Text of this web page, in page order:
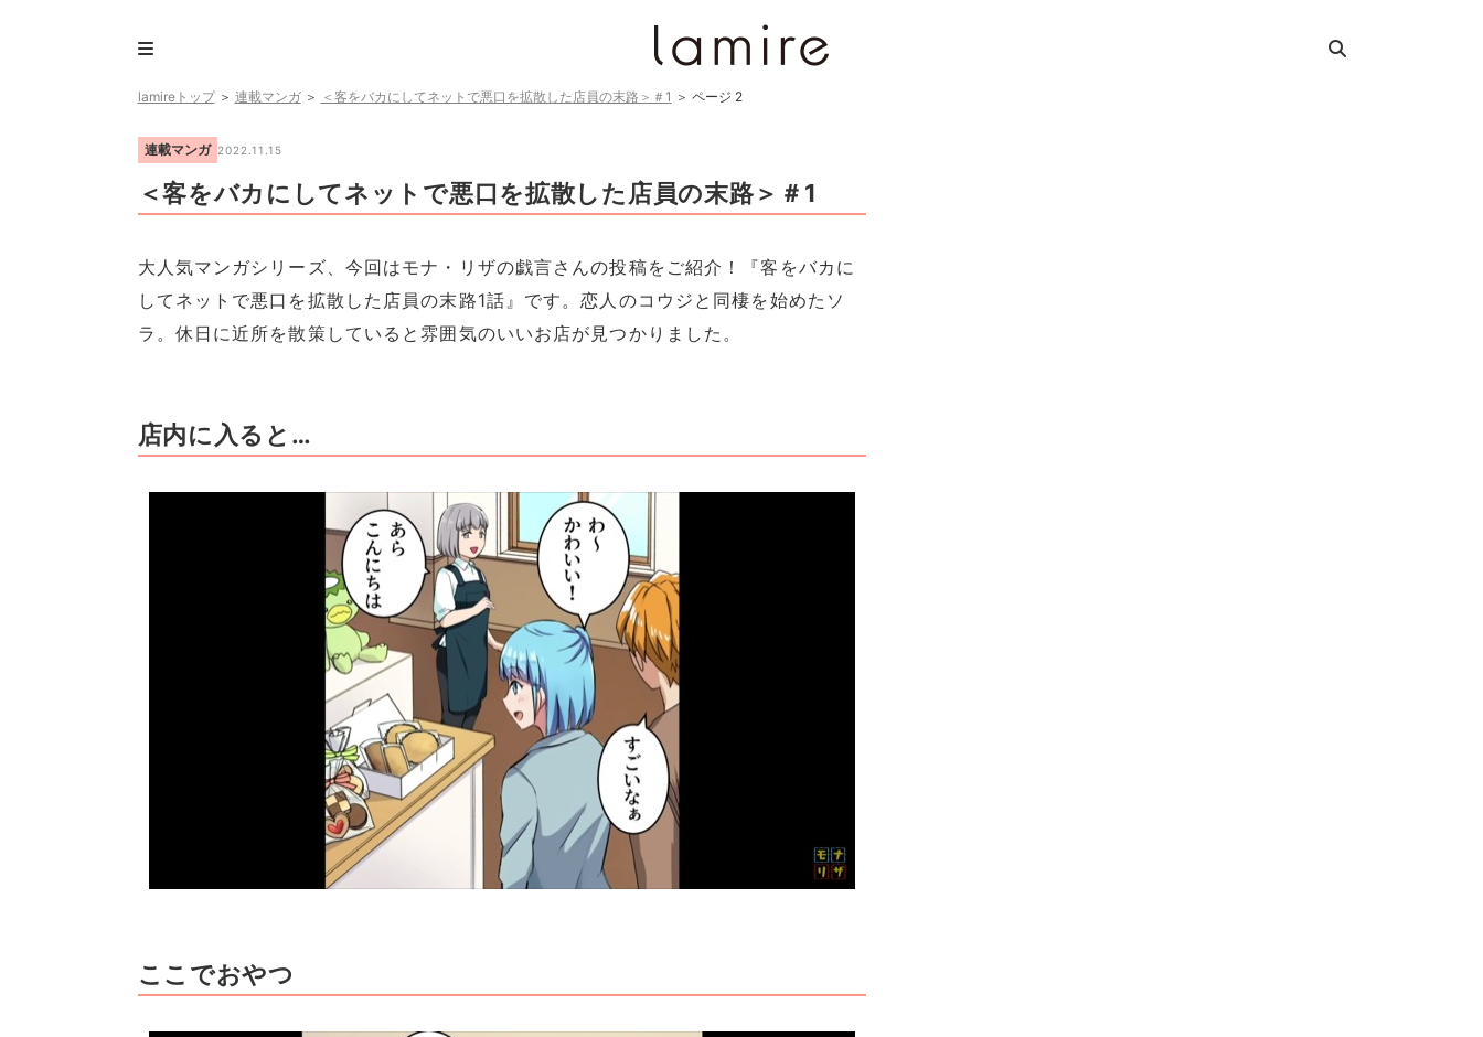
lamireトップ＞ 連載マンガ＞ ＜客をバカにしてネットで悪口を拡散した店員の末路＞＃1 ＞ ページ 2
連載マンガ 2022.11.15
＜客をバカにしてネットで悪口を拡散した店員の末路＞＃1
大人気マンガシリーズ、今回はモナ・リザの戯言さんの投稿をご紹介！『客をバカに
してネットで悪口を拡散した店員の末路1話』です。恋人のコウジと同棲を始めたソ
ラ。休日に近所を散策していると雰囲気のいいお店が見つかりました。
店内に入ると…
ここでおやつ